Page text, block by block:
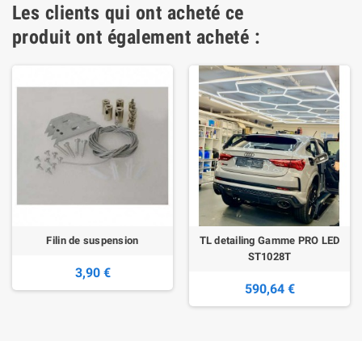
Les clients qui ont acheté ce
produit ont également acheté :
Filin de suspension
3,90 €
TL detailing Gamme PRO LED
ST1028T
590,64 €